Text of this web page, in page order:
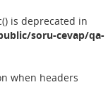
is deprecated in
soru-cevap/qa-
when headers